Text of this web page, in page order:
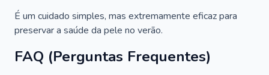
É um cuidado simples, mas extremamente eficaz para
preservar a saúde da pele no verão.
FAQ (Perguntas Frequentes)